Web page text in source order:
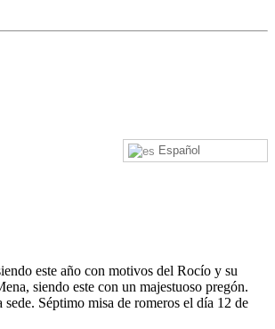
Español
este año con motivos del Rocío y su
siendo este con un majestuoso pregón.
Séptimo misa de romeros el día 12 de